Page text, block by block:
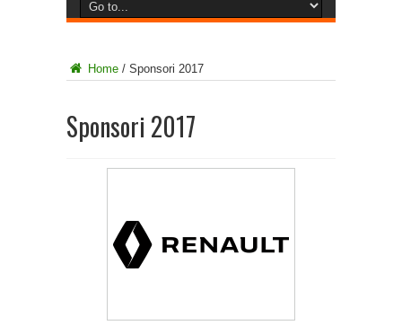
Home / Sponsori 2017
Sponsori 2017